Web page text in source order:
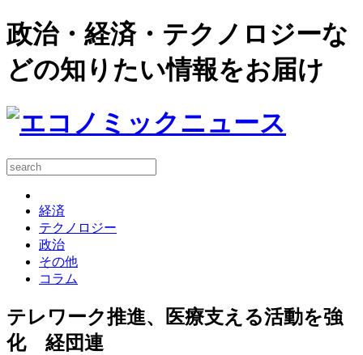
政治・経済・テクノロジーな
どの知りたい情報をお届け
経済
テクノロジー
政治
その他
コラム
テレワーク推進、医療支える活動を強
化 経団連